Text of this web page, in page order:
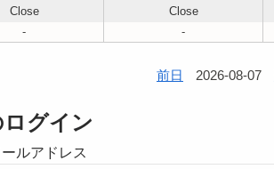
Close Close
- -
前日 2026-08-07
グイン
ルアドレス